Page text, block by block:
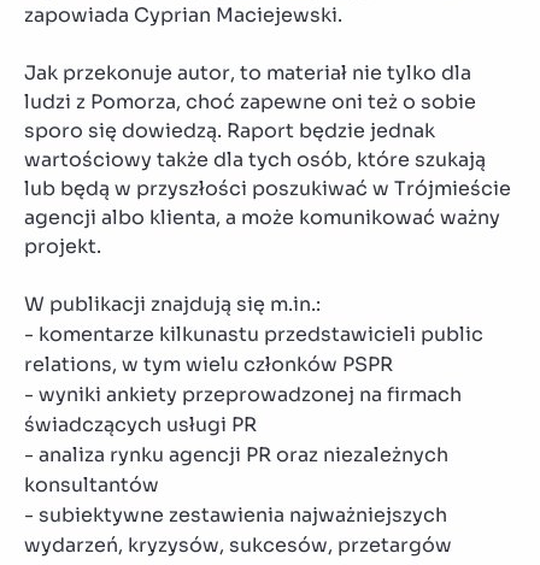
zapowiada Cyprian Maciejewski.
Jak przekonuje autor, to materiał nie tylko dla
ludzi z Pomorza, choć zapewne oni też o sobie
sporo się dowiedzą. Raport będzie jednak
wartościowy także dla tych osób, które szukają
lub będą w przyszłości poszukiwać w Trójmieście
agencji albo klienta, a może komunikować ważny
projekt.
W publikacji znajdują się m.in.:
- komentarze kilkunastu przedstawicieli public
relations, w tym wielu członków PSPR
- wyniki ankiety przeprowadzonej na firmach
świadczących usługi PR
- analiza rynku agencji PR oraz niezależnych
konsultantów
- subiektywne zestawienia najważniejszych
wydarzeń, kryzysów, sukcesów, przetargów